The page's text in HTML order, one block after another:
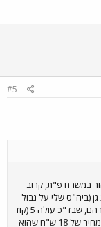
#5
במשרח פ"ת, קרוב
(ביה"ס שלי על גבול
גבעתיים-ר"ג-תל אביב), וביקשתי כרטיס לכפר אברהם, שבד"כ עולה 5 (קוד
2). הנהג החביב, הדפיס לי לא פחות ולא יותר קוד מחיר של 18 ש"ח שהוא